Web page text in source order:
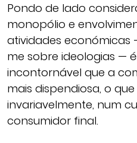
Pondo de lado
monopólio e
atividades
me sobre ideologias —
incontornável que a
mais dispendiosa, o
invariavelmente, num
consumidor final.